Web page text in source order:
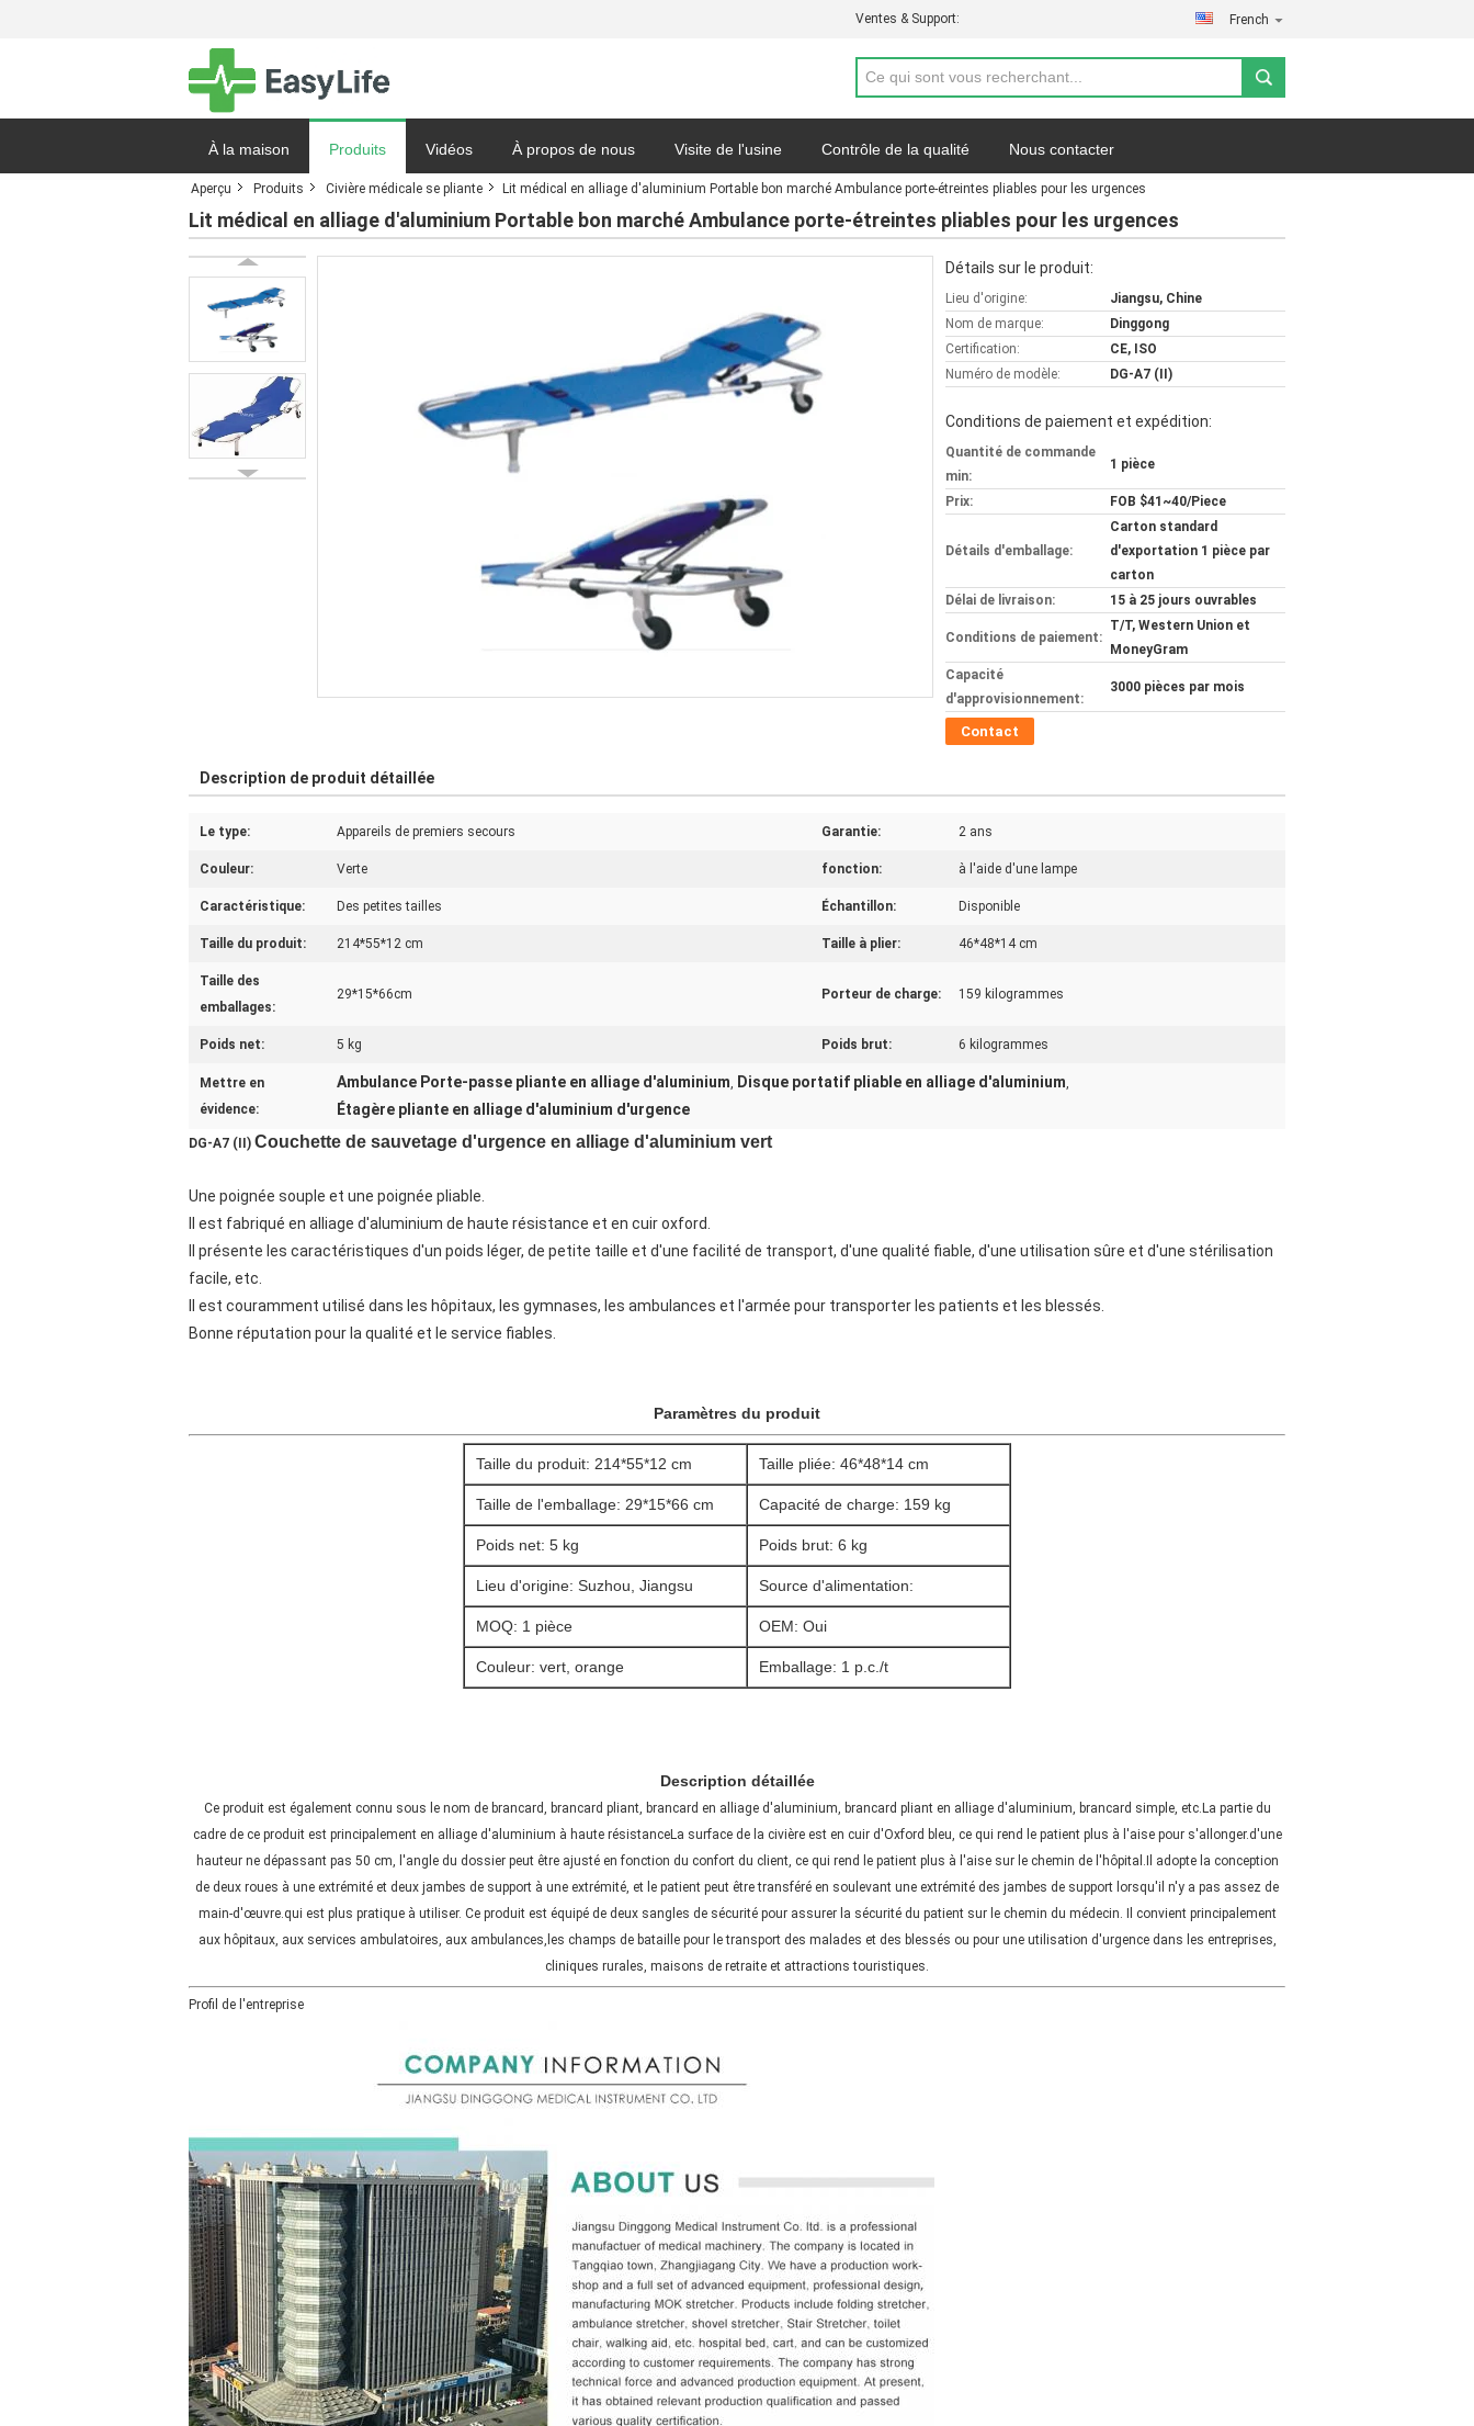
Ventes & Support: French
À la maison Produits Vidéos À propos de nous Visite de l'usine Contrôle de la qualité Nous contacter
Demande de soumission Nouvelles Carte du site Politique de confidentialité Les affaires
Aperçu Produits Civière médicale se pliante Lit médical en alliage d'aluminium Portable bon marché Ambulance porte-étreintes pliables pour les urgences
Lit médical en alliage d'aluminium Portable bon marché Ambulance porte-étreintes pliables pour les urgences
Détails sur le produit:
Lieu d'origine:
Jiangsu, Chine
Nom de marque:
Dinggong
Certification:
CE, ISO
Numéro de modèle:
DG-A7 (II)
Conditions de paiement et expédition:
Quantité de commande
min:
1 pièce
Prix: FOB $41~40/Piece
Détails d'emballage:
Carton standard
d'exportation 1 pièce par
carton
Délai de livraison:
15 à 25 jours ouvrables
Conditions de paiement:
T/T, Western Union et
MoneyGram
Capacité
d'approvisionnement:
3000 pièces par mois
Contact
Description de produit détaillée
Le type: Appareils de premiers secours Garantie: 2 ans
Couleur: Verte fonction: à l'aide d'une lampe
Caractéristique: Des petites tailles Échantillon: Disponible
Taille du produit: 214*55*12 cm Taille à plier: 46*48*14 cm
Taille des
emballages:
29*15*66cm Porteur de charge: 159 kilogrammes
Poids net: 5 kg Poids brut: 6 kilogrammes
Mettre en
évidence:
Ambulance Porte-passe pliante en alliage d'aluminium, Disque portatif pliable en alliage d'aluminium,
Étagère pliante en alliage d'aluminium d'urgence
DG-A7 (II) Couchette de sauvetage d'urgence en alliage d'aluminium vert
Une poignée souple et une poignée pliable.
Il est fabriqué en alliage d'aluminium de haute résistance et en cuir oxford.
Il présente les caractéristiques d'un poids léger, de petite taille et d'une facilité de transport, d'une qualité fiable, d'une utilisation sûre et d'une stérilisation
facile, etc.
Il est couramment utilisé dans les hôpitaux, les gymnases, les ambulances et l'armée pour transporter les patients et les blessés.
Bonne réputation pour la qualité et le service fiables.
Paramètres du produit
Taille du produit: 214*55*12 cm Taille pliée: 46*48*14 cm
Taille de l'emballage: 29*15*66 cm Capacité de charge: 159 kg
Poids net: 5 kg Poids brut: 6 kg
Lieu d'origine: Suzhou, Jiangsu Source d'alimentation:
MOQ: 1 pièce OEM: Oui
Couleur: vert, orange Emballage: 1 p.c./t
Description détaillée
Ce produit est également connu sous le nom de brancard, brancard pliant, brancard en alliage d'aluminium, brancard pliant en alliage d'aluminium, brancard simple, etc.La partie du
cadre de ce produit est principalement en alliage d'aluminium à haute résistanceLa surface de la civière est en cuir d'Oxford bleu, ce qui rend le patient plus à l'aise pour s'allonger.d'une
hauteur ne dépassant pas 50 cm, l'angle du dossier peut être ajusté en fonction du confort du client, ce qui rend le patient plus à l'aise sur le chemin de l'hôpital.Il adopte la conception
de deux roues à une extrémité et deux jambes de support à une extrémité, et le patient peut être transféré en soulevant une extrémité des jambes de support lorsqu'il n'y a pas assez de
main-d'œuvre.qui est plus pratique à utiliser. Ce produit est équipé de deux sangles de sécurité pour assurer la sécurité du patient sur le chemin du médecin. Il convient principalement
aux hôpitaux, aux services ambulatoires, aux ambulances,les champs de bataille pour le transport des malades et des blessés ou pour une utilisation d'urgence dans les entreprises,
cliniques rurales, maisons de retraite et attractions touristiques.
Profil de l'entreprise